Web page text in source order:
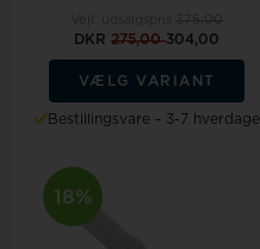
DKR275,00304,00
VÆLG VARIANT
Bestillingsvare - 3-7 hverdage
18%